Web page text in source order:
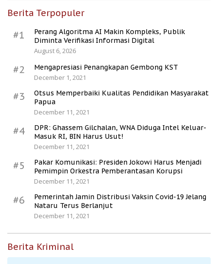
Berita Terpopuler
#1
Perang Algoritma AI Makin Kompleks, Publik
Diminta Verifikasi Informasi Digital
August 6, 2026
#2
Mengapresiasi Penangkapan Gembong KST
December 1, 2021
#3
Otsus Memperbaiki Kualitas Pendidikan Masyarakat
Papua
December 11, 2021
#4
DPR: Ghassem Gilchalan, WNA Diduga Intel Keluar-
Masuk RI, BIN Harus Usut!
December 11, 2021
#5
Pakar Komunikasi: Presiden Jokowi Harus Menjadi
Pemimpin Orkestra Pemberantasan Korupsi
December 11, 2021
#6
Pemerintah Jamin Distribusi Vaksin Covid-19 Jelang
Nataru Terus Berlanjut
December 11, 2021
Berita Kriminal